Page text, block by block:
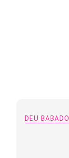
DEU BABADO